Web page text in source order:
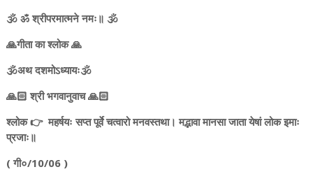
🕉️ ॐ श्रीपरमात्मने नमः॥ 🕉️
🙏गीता का श्लोक 🙏
🕉️अथ दशमोऽध्यायः🕉️
🙏🏻 श्री भगवानुवाच 🙏🏻
श्लोक 👉 महर्षयः सप्त पूर्वे चत्वारो मनवस्तथा। मद्भावा मानसा जाता येषां लोक इमाः
प्रजाः॥
( गी०/10/06 )